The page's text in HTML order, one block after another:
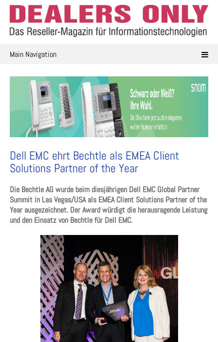
Skip
content
Main Navigation
Dell EMC ehrt Bechtle als EMEA Client
Solutions Partner of the Year
Die Bechtle AG wurde beim diesjährigen Dell EMC Global Partner
Summit in Las Vegas/USA als EMEA Client Solutions Partner of the
Year ausgezeichnet. Der Award würdigt die herausragende Leistung
und den Einsatz von Bechtle für Dell EMC.